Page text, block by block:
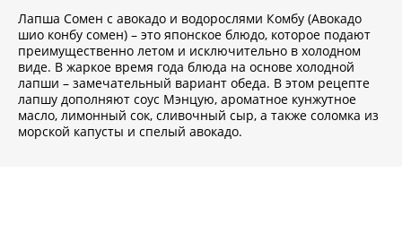
Лапша Сомен с авокадо и водорослями Комбу (Авокадо
шио конбу сомен) – это японское блюдо, которое подают
преимущественно летом и исключительно в холодном
виде. В жаркое время года блюда на основе холодной
лапши – замечательный вариант обеда. В этом рецепте
лапшу дополняют соус Мэнцую, ароматное кунжутное
масло, лимонный сок, сливочный сыр, а также соломка из
морской капусты и спелый авокадо.